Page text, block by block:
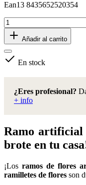
Ean13 8435652520354
Añadir al carrito
En stock
¿Eres profesional?
+ info
Ramo artificial
brote en tu
¡Los ramos de flores
ramilletes de flores son